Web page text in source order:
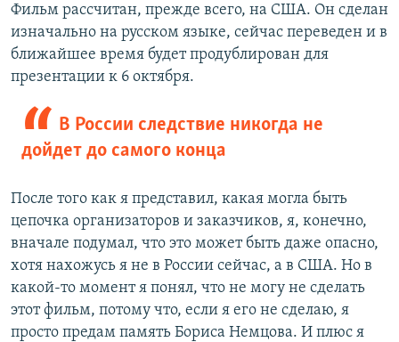
Фильм рассчитан, прежде всего, на США. Он сделан
изначально на русском языке, сейчас переведен и в
ближайшее время будет продублирован для
презентации к 6 октября.
В России следствие никогда не
дойдет до самого конца
После того как я представил, какая могла быть
цепочка организаторов и заказчиков, я, конечно,
вначале подумал, что это может быть даже опасно,
хотя нахожусь я не в России сейчас, а в США. Но в
какой-то момент я понял, что не могу не сделать
этот фильм, потому что, если я его не сделаю, я
просто предам память Бориса Немцова. И плюс я